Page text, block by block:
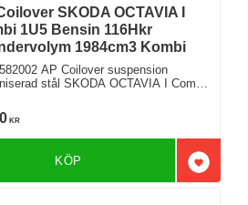
SKODA OCTAVIA I
1U5 Bensin 116Hkr
1984cm3 Kombi
AP Coilover suspension
stål SKODA OCTAVIA I Combi
KR
Lägg
KÖP